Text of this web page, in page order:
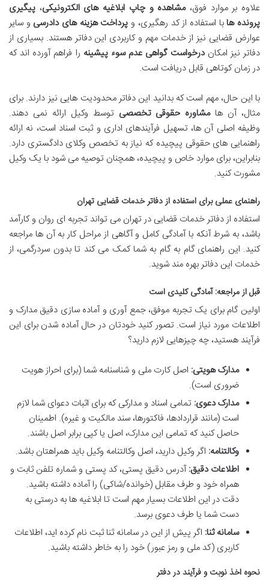
علاوه بر موارد فوق،مشاهده و چاپ ابلاغیه های الکترونیکی، پیگیری
پرونده هابا استفاده از کد رهگیری، و پرداخت هزینه های دادرسی و سایر
عوارض قضایی نیز از خدمات مهم و کاربردی این دفاتر هستند. بسیاری از
دفاتر نیز امکاندرخواست گواهی عدم سوء پیشینه را فراهم آورده اند که
در زمان کوتاهی قابل دریافت است.
با این حال، مهم است که بدانید این دفاتر محدودیت هایی نیز دارند. برای
مثال، آن هامشاوره حقوقی تخصصی توسط وکیل ارائه نمی دهند.
وظیفه اصلی آن ها، تسهیل فرآیندهای اداری و ثبت اسناد است، نه ارائه
راهنمایی های حقوقی پیچیده که نیاز به تخصص وکلای دادگستری دارد.
بنابراین، برای موارد خاص و پیچیده، همچنان توصیه می شود با یک وکیل
مشورت کنید.
راهنمای عملی برای استفاده از دفاتر خدمات قضایی تهران
استفاده از دفاتر خدمات قضایی در تهران می تواند تجربه ای روان و کارآمد
باشد، به شرط آنکه با آمادگی کامل و آگاهی از مراحل کار به آن ها مراجعه
کنید. این راهنمای گام به گام به شما کمک می کند تا بدون سردرگمی، از
خدمات این دفاتر بهره مند شوید.
قبل از مراجعه: آمادگی کلیدی است
اولین گام برای یک تجربه موفق، جمع آوری و آماده سازی دقیق مدارک و
اطلاعات مورد نیاز است. تصور کنید خودتان در حال آماده شدن برای این
فرآیند هستید، چه چیزهایی لازم دارید؟
مدارک هویتی: اصل کارت ملی و شناسنامه شما (برای احراز هویت
ضروری است).
مدارک دعوی: تمامی اسناد و مدارکی که برای اثبات دعوای شما لازم
است (مانند قراردادها، فاکتورها، سند مالکیت و غیره). اطمینان
حاصل کنید که تمامی این مدارک، اصل یا کپی برابر اصل باشند.
وکالتنامه: اگر وکیل دارید، اصل وکالتنامه وکیل باید همراهتان باشد.
اطلاعات دقیق:آدرس دقیق پستی، کد پستی و شماره تلفن ثابت و
همراه خود و طرف مقابل (خوانده/شاکی) را آماده داشته باشید.
دقت در این اطلاعات بسیار مهم است تا ابلاغیه ها به درستی به
دست شما یا طرف دعوی برسد.
سامانه ثنا: اگر پیش از این در سامانه ثنا ثبت نام کرده اید، اطلاعات
کاربری (کد ملی و رمز عبور) خود را به خاطر داشته باشید.
نحوه اخذ نوبت و فرآیند در دفتر